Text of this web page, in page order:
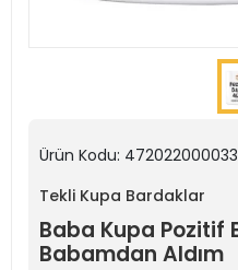
Ürün Kodu:
Tekli Kupa Bardaklar
Baba Kupa Pozitif
Babamdan Aldım